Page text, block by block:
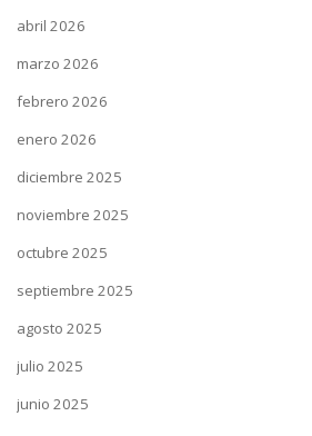
abril 2026
marzo 2026
febrero 2026
enero 2026
diciembre 2025
noviembre 2025
octubre 2025
septiembre 2025
agosto 2025
julio 2025
junio 2025